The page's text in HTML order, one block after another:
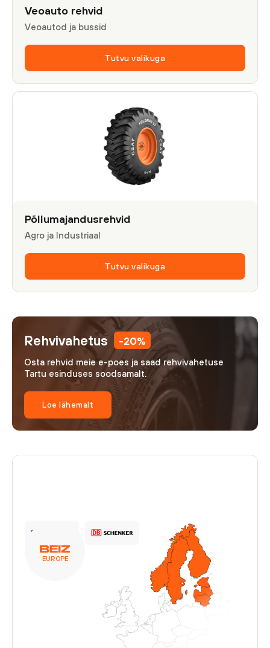
Veoauto rehvid
Veoautod ja bussid
Tutvu valikuga
Põllumajandusrehvid
Agro ja Industriaal
Tutvu valikuga
Rehvivahetus -20%
Osta rehvid meie e-poes ja saad rehvivahetuse
Tartu esinduses soodsamalt.
Loe lähemalt
EUROPE